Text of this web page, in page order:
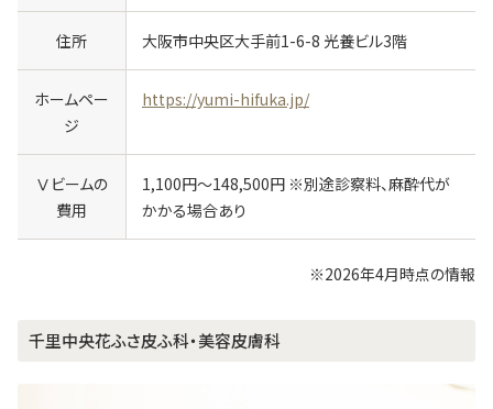
住所 大阪市中央区大手前1-6-8 光養ビル3階
ホームペー
ジ
https://yumi-hifuka.jp/
Ⅴビームの
費用
1,100円～148,500円 ※別途診察料、麻酔代が
かかる場合あり
※2026年4月時点の情報
千里中央花ふさ皮ふ科・美容皮膚科